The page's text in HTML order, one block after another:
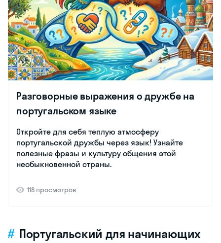
Разговорные выражения о дружбе на
португальском языке
Откройте для себя теплую атмосферу
португальской дружбы через язык! Узнайте
полезные фразы и культуру общения этой
необыкновенной страны.
118 просмотров
Португальский для начинающих